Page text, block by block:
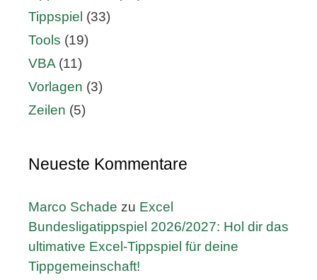
Tippspiel (33)
Tools (19)
VBA(11)
Vorlagen (3)
Zeilen (5)
Neueste Kommentare
Marco Schade zu Excel
Bundesligatippspiel 2026/2027: Hol dir das
ultimative Excel-Tippspiel für deine
Tippgemeinschaft!